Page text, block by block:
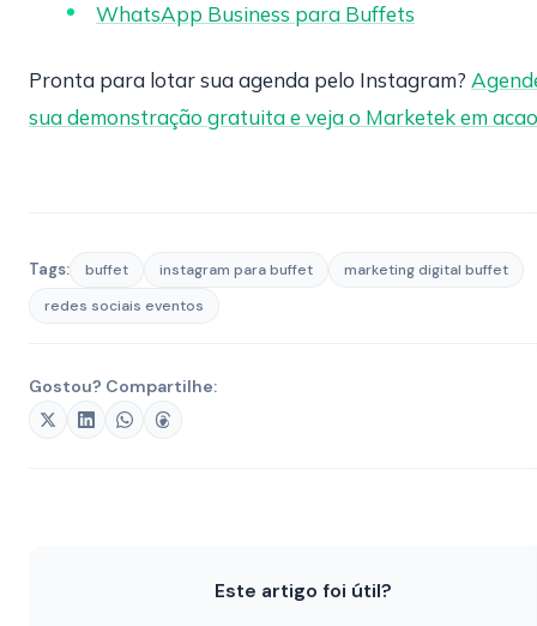
WhatsApp Business para Buffets
Pronta para lotar sua agenda pelo Instagram?
sua demonstração gratuita e veja o Marketek em
Tags: buffet instagram para buffet
marketing digital buffet
redes sociais eventos
Gostou? Compartilhe:
Este artigo foi útil?